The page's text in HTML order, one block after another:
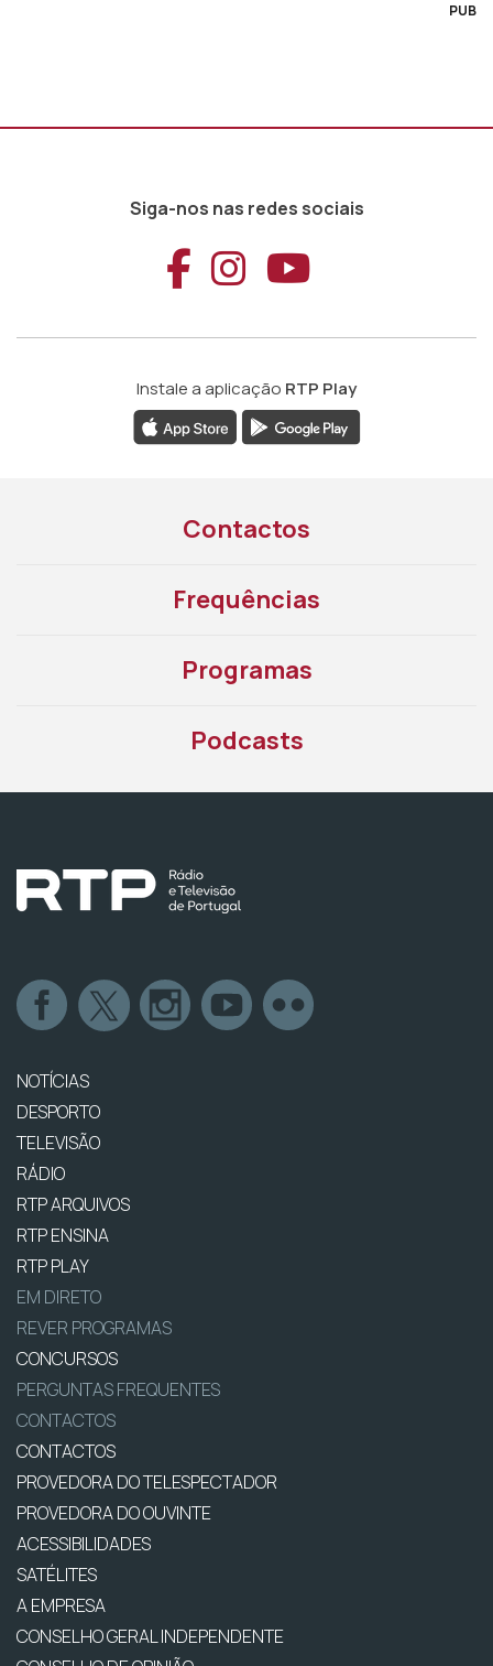
PUB
Siga-nos nas redes sociais
Aceder ao
Aceder ao
Aceder
Instale a aplicação RTP Play
Contactos
Frequências
Programas
Podcasts
NOTÍCIAS
DESPORTO
TELEVISÃO
RÁDIO
RTP ARQUIVOS
RTP ENSINA
RTP PLAY
EM DIRETO
REVER PROGRAMAS
CONCURSOS
PERGUNTAS FREQUENTES
CONTACTOS
CONTACTOS
PROVEDORA DO TELESPECTADOR
PROVEDORA DO OUVINTE
ACESSIBILIDADES
SATÉLITES
A EMPRESA
CONSELHO GERAL INDEPENDENTE